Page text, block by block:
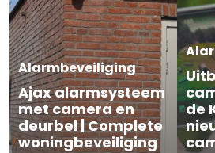
Alarmbeveiliging
Ajax alarmsysteem
met camera en
deurbel | Complete
woningbeveiliging
de